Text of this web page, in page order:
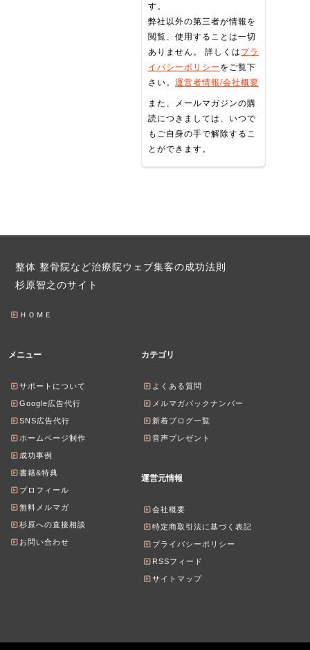
す。
弊社以外の第三者が情報を
閲覧、使用することは一切
ありません。 詳しくは プラ
イバシーポリシー をご覧下
さい。 運営者情報/会社概要
また、メールマガジンの購
読につきましては、いつで
もご自身の手で解除するこ
とができます。
整体 整骨院など治療院ウェブ集客の成功法則
杉原智之のサイト
ＨＯＭＥ
メニュー
サポートについて
Google広告代行
SNS広告代行
ホームページ制作
成功事例
書籍&特典
プロフィール
無料メルマガ
杉原への直接相談
お問い合わせ
カテゴリ
よくある質問
メルマガバックナンバー
新着ブログ一覧
音声プレゼント
運営元情報
会社概要
特定商取引法に基づく表記
プライバシーポリシー
RSSフィード
サイトマップ